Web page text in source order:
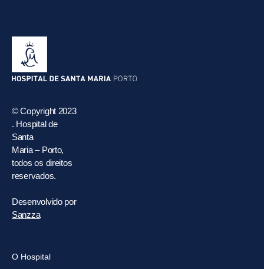
© Copyright 2023
. Hospital de
Santa
Maria – Porto,
todos os direitos
reservados.
Desenvolvido por
Sanzza
O Hospital